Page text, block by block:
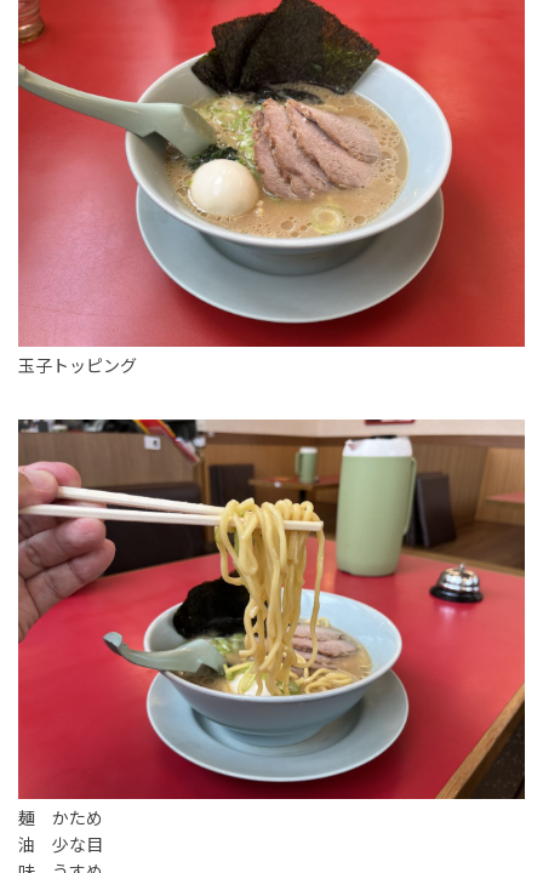
玉子トッピング
麺 かため
油 少な目